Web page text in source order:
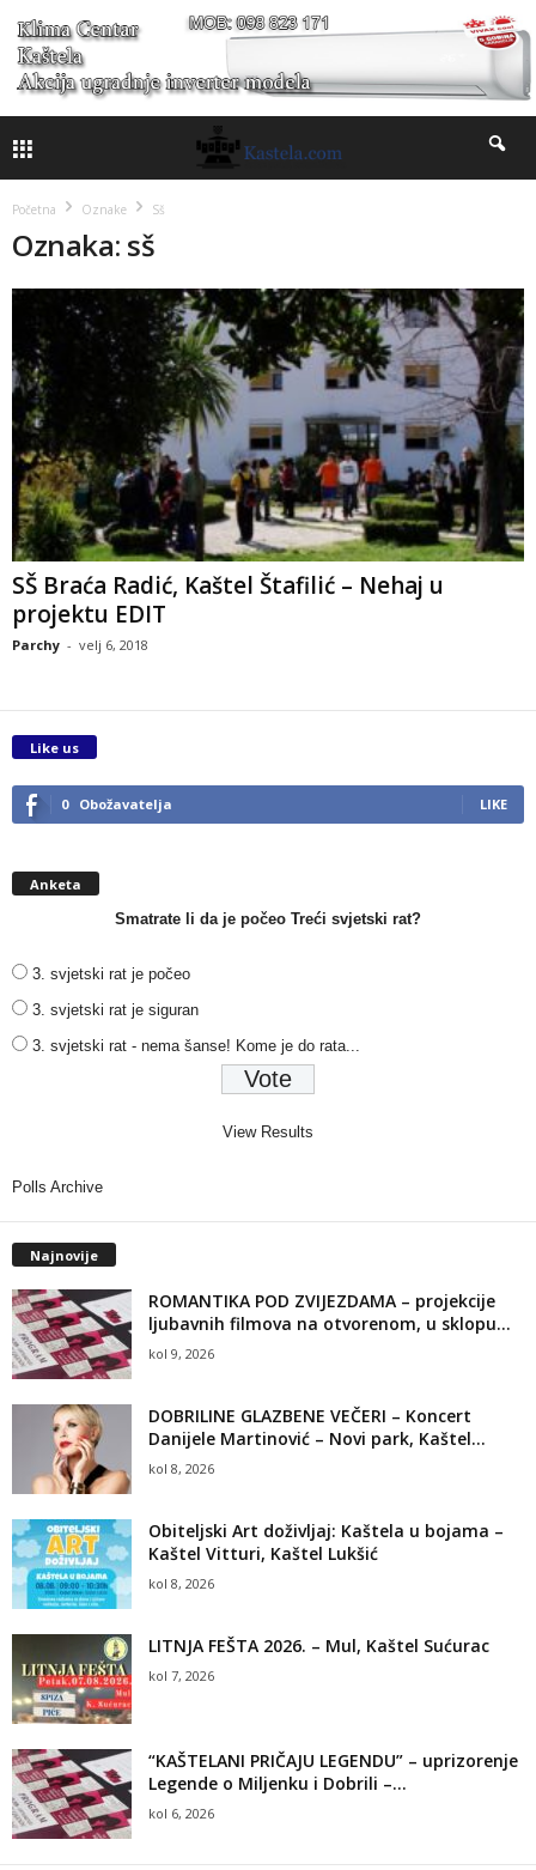
Početna Oznake Sš
Oznaka: sš
SŠ Braća Radić, Kaštel Štafilić – Nehaj u
projektu EDIT
Parchy - velj 6, 2018
Like us
0 Obožavatelja LIKE
Anketa
Smatrate li da je počeo Treći svjetski rat?
3. svjetski rat je počeo
3. svjetski rat je siguran
3. svjetski rat - nema šanse! Kome je do rata...
View Results
Polls Archive
Najnovije
ROMANTIKA POD ZVIJEZDAMA – projekcije
ljubavnih filmova na otvorenom, u sklopu...
kol 9, 2026
DOBRILINE GLAZBENE VEČERI – Koncert
Danijele Martinović – Novi park, Kaštel...
kol 8, 2026
Obiteljski Art doživljaj: Kaštela u bojama –
Kaštel Vitturi, Kaštel Lukšić
kol 8, 2026
LITNJA FEŠTA 2026. – Mul, Kaštel Sućurac
kol 7, 2026
“KAŠTELANI PRIČAJU LEGENDU” – uprizorenje
Legende o Miljenku i Dobrili –...
kol 6, 2026